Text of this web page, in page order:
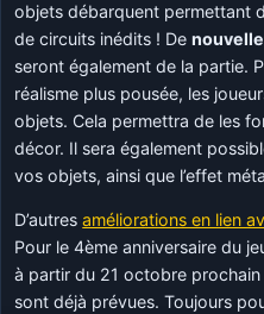
objets débarquent permettant
de circuits inédits ! De
seront également de la partie.
réalisme plus pousée, les
objets. Cela permettra de les
décor. Il sera également
vos objets, ainsi que l’effet
D’autresaméliorations en lien
Pour le 4ème anniversaire du
à partir du 21 octobre
sont déjà prévues. Toujours